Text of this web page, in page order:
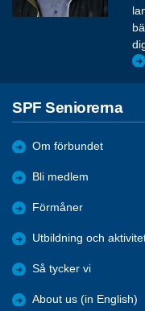
SPF Seniorerna
Om förbundet
Bli medlem
Förmåner
Utbildning och
Så tycker vi
About us (in English)